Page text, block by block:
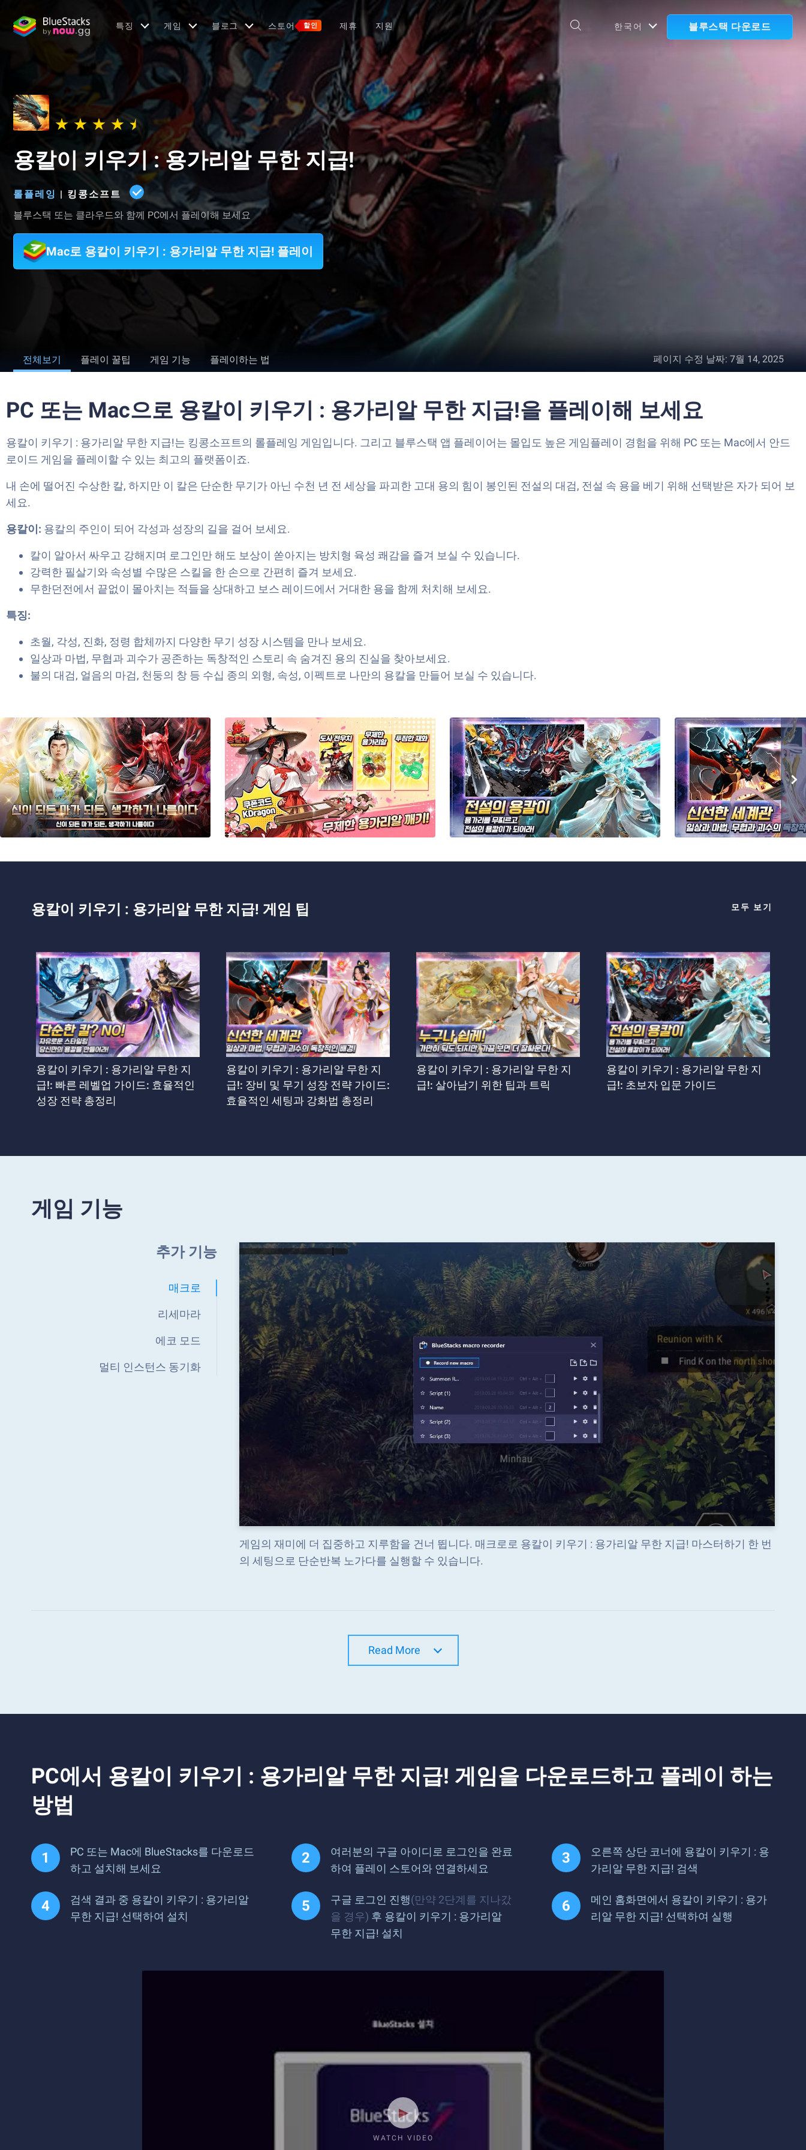
특징 게임 블로그 스토어 할인 제휴 지원 한국어 블루스택 다운로드
용칼이 키우기 : 용가리알 무한 지급!
롤플레잉 | 킹콩소프트
블루스택 또는 클라우드와 함께 PC에서 플레이해 보세요
Mac로 용칼이 키우기 : 용가리알 무한 지급! 플레이
전체보기 플레이 꿀팁 게임 기능 플레이하는 법 페이지 수정 날짜: 7월 14, 2025
PC 또는 Mac으로 용칼이 키우기 : 용가리알 무한 지급!을 플레이해 보세요
용칼이 키우기 : 용가리알 무한 지급!는 킹콩소프트의 롤플레잉 게임입니다. 그리고 블루스택 앱 플레이어는 몰입도 높은 게임플레이 경험을 위해 PC 또는 Mac에서 안드
로이드 게임을 플레이할 수 있는 최고의 플랫폼이죠.
내 손에 떨어진 수상한 칼, 하지만 이 칼은 단순한 무기가 아닌 수천 년 전 세상을 파괴한 고대 용의 힘이 봉인된 전설의 대검, 전설 속 용을 베기 위해 선택받은 자가 되어 보
세요.
용칼이: 용칼의 주인이 되어 각성과 성장의 길을 걸어 보세요.
칼이 알아서 싸우고 강해지며 로그인만 해도 보상이 쏟아지는 방치형 육성 쾌감을 즐겨 보실 수 있습니다.
강력한 필살기와 속성별 수많은 스킬을 한 손으로 간편히 즐겨 보세요.
무한던전에서 끝없이 몰아치는 적들을 상대하고 보스 레이드에서 거대한 용을 함께 처치해 보세요.
특징:
초월, 각성, 진화, 정령 합체까지 다양한 무기 성장 시스템을 만나 보세요.
일상과 마법, 무협과 괴수가 공존하는 독창적인 스토리 속 숨겨진 용의 진실을 찾아보세요.
불의 대검, 얼음의 마검, 천둥의 창 등 수십 종의 외형, 속성, 이펙트로 나만의 용칼을 만들어 보실 수 있습니다.
용칼이 키우기 : 용가리알 무한 지급! 게임 팁 모두 보기
용칼이 키우기 : 용가리알 무한 지
급!: 빠른 레벨업 가이드: 효율적인
성장 전략 총정리
용칼이 키우기 : 용가리알 무한 지
급!: 장비 및 무기 성장 전략 가이드:
효율적인 세팅과 강화법 총정리
용칼이 키우기 : 용가리알 무한 지
급!: 살아남기 위한 팁과 트릭
용칼이 키우기 : 용가리알 무한 지
급!: 초보자 입문 가이드
게임 기능
추가 기능
매크로
리세마라
에코 모드
멀티 인스턴스 동기화
게임의 재미에 더 집중하고 지루함을 건너 뜁니다. 매크로로 용칼이 키우기 : 용가리알 무한 지급! 마스터하기 한 번
의 세팅으로 단순반복 노가다를 실행할 수 있습니다.
Read More
PC에서 용칼이 키우기 : 용가리알 무한 지급! 게임을 다운로드하고 플레이 하는
방법
PC 또는 Mac에 BlueStacks를 다운로드
하고 설치해 보세요
여러분의 구글 아이디로 로그인을 완료
하여 플레이 스토어와 연결하세요
오른쪽 상단 코너에 용칼이 키우기 : 용
가리알 무한 지급! 검색
검색 결과 중 용칼이 키우기 : 용가리알
무한 지급! 선택하여 설치
구글 로그인 진행(만약 2단계를 지나갔
을 경우) 후 용칼이 키우기 : 용가리알
무한 지급! 설치
메인 홈화면에서 용칼이 키우기 : 용가
리알 무한 지급! 선택하여 실행
WATCH VIDEO